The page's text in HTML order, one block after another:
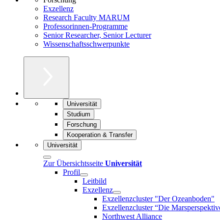
Exzellenz
Research Faculty MARUM
Professorinnen-Programme
Senior Researcher, Senior Lecturer
Wissenschaftsschwerpunkte
Universität
Studium
Forschung
Kooperation & Transfer
Universität
Zur Übersichtsseite Universität
Profil
Leitbild
Exzellenz
Exzellenzcluster "Der Ozeanboden"
Exzellenzcluster “Die
Northwest Alliance